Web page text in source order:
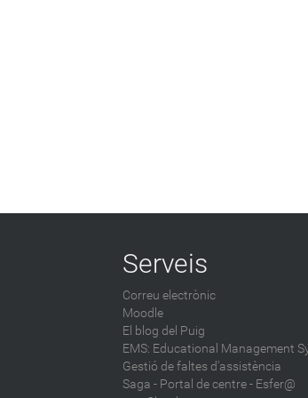
Serveis
Correu electrònic
Moodle
El blog del Puig
EMS: Educational Management
Gestió de faltes d'assistència
Saga - Portal de centre - Esfer@